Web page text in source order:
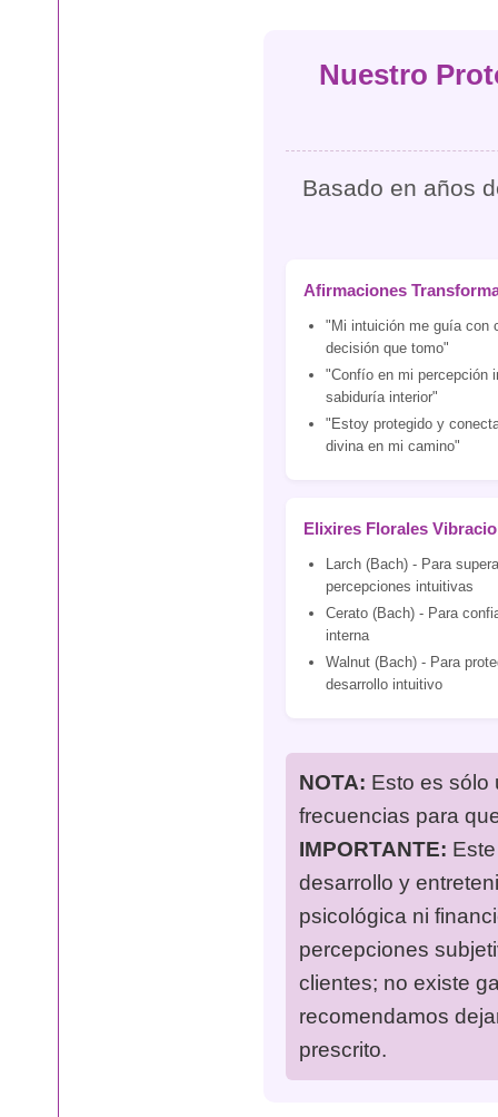
Nuestro
Basado en años
Afirmaciones
"Mi intuición me guía con
decisión que tomo"
"Confío en mi percepción
sabiduría interior"
"Estoy protegido y
divina en mi camino"
Elixires Florales
Larch (Bach) - Para
percepciones intuitivas
Cerato (Bach) - Para
interna
Walnut (Bach) - Para
desarrollo intuitivo
NOTA: Esto es sólo
frecuencias para
IMPORTANTE:
desarrollo y
psicológica ni
percepciones
clientes; no existe
recomendamos
prescrito.